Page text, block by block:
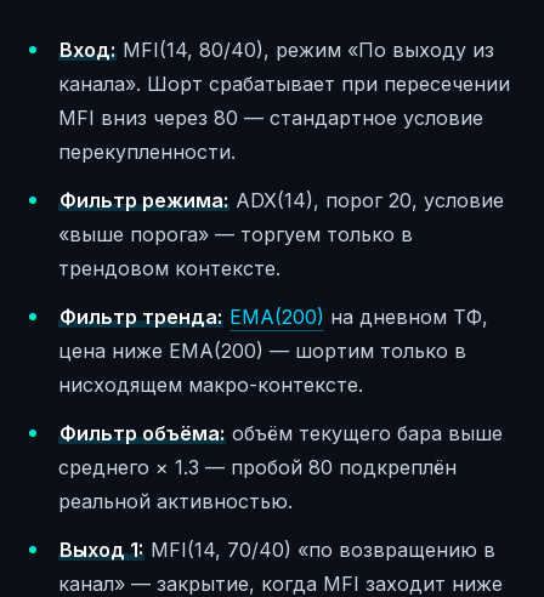
Вход:MFI(14, 80/40), режим «По выходу из
канала». Шорт срабатывает при пересечении
MFI вниз через 80 — стандартное условие
перекупленности.
Фильтр режима:ADX(14), порог 20, условие
«выше порога» — торгуем только в
трендовом контексте.
Фильтр тренда: EMA(200) на дневном ТФ,
цена ниже EMA(200) — шортим только в
нисходящем макро-контексте.
Фильтр объёма:объём текущего бара выше
среднего × 1.3 — пробой 80 подкреплён
реальной активностью.
Выход 1:MFI(14, 70/40) «по возвращению в
канал» — закрытие, когда MFI заходит ниже